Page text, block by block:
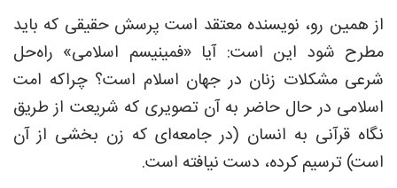
از همین رو، نویسنده معتقد است پرسش حقیقی که باید
مطرح شود این است: آیا «فمینیسم اسلامی» راه‌حل
شرعی مشکلات زنان در جهان اسلام است؟ چراکه امت
اسلامی در حال حاضر به آن تصویری که شریعت از طریق
نگاه قرآنی به انسان (در جامعه‌ای که زن بخشی از آن
است) ترسیم کرده، دست نیافته است.